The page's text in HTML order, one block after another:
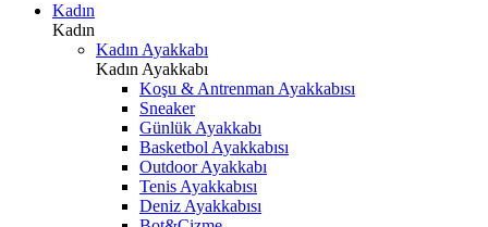
Kadın
Kadın
Kadın Ayakkabı
Kadın Ayakkabı
Koşu & Antrenman Ayakkabısı
Sneaker
Günlük Ayakkabı
Basketbol Ayakkabısı
Outdoor Ayakkabı
Tenis Ayakkabısı
Deniz Ayakkabısı